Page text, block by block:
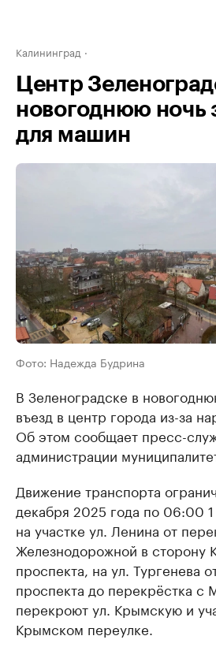
Калининград
Центр
новогоднюю ночь
для машин
Фото: Надежда Будрина
В Зеленоградске в
въезд в центр города из-за
Об этом сообщает пресс-
администрации
Движение транспорта
декабря 2025 года по 06:00
на участке ул. Ленина от
Железнодорожной в сторону
проспекта, на ул. Тургенева
проспекта до перекрёстка с
перекроют ул. Крымскую и
Крымском переулке.